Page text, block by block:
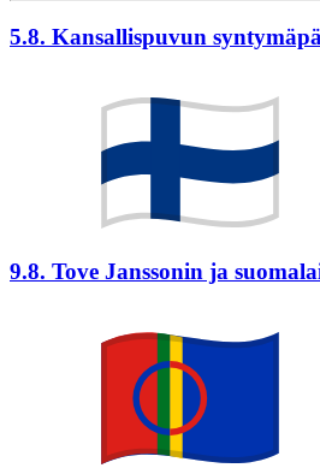
5.8. Kansallispuvun
9.8. Tove Janssonin ja